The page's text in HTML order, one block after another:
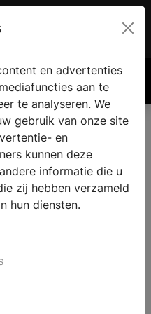
€ 0.00
en advertenties
aan te
te analyseren. We
gebruik van onze site
en
kunnen deze
informatie die u
zij hebben verzameld
hun diensten.